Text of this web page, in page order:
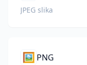
JPEG slika
🖼️ PNG